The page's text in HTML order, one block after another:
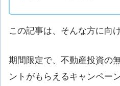
この記事は、そんな方に向
期間限定で、不動産投資の
ントがもらえるキャンペー